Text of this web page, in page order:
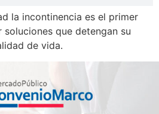
la incontinencia es el primer
que detengan su
de vida.